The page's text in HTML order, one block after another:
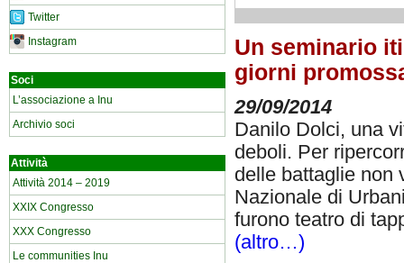
Twitter
Instagram
Soci
L’associazione a Inu
Archivio soci
Attività
Attività 2014 – 2019
XXIX Congresso
XXX Congresso
Le communities Inu
Un seminario
giorni
29/09/2014
Danilo Dolci, una
deboli. Per
delle battaglie non
Nazionale di
furono teatro di
(altro…)